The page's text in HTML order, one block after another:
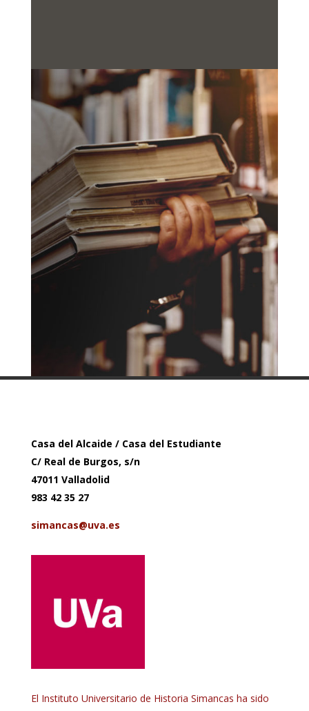
Casa del Alcaide / Casa del Estudiante
C/ Real de Burgos, s/n
47011 Valladolid
983 42 35 27
simancas@uva.es
El Instituto Universitario de Historia Simancas ha sido